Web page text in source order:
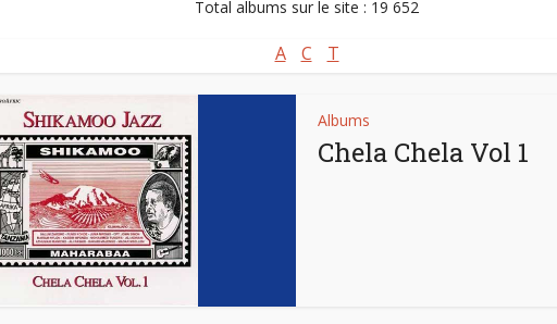
Total albums sur le site : 19 652
A C T
Albums
Chela Chela Vol 1